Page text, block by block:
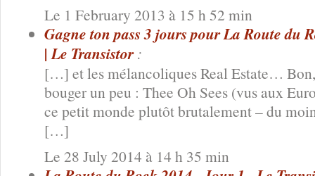
Le 1 February 2013 à 15 h 52 min
Gagne ton pass 3 jours pour La Route du
| Le Transistor :
[…] et les mélancoliques Real Estate…
bouger un peu : Thee Oh Sees (vus aux
ce petit monde plutôt brutalement – du
[…]
Le 28 July 2014 à 14 h 35 min